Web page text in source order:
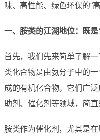
味、高性能、绿色环保的“
一、胺类的江湖地位：既
首先，我们先来简单了解一
类化合物是由氨分子中的
成的有机化合物。它们广
助剂、催化剂等领域，简直
胺类作为催化剂，尤其是